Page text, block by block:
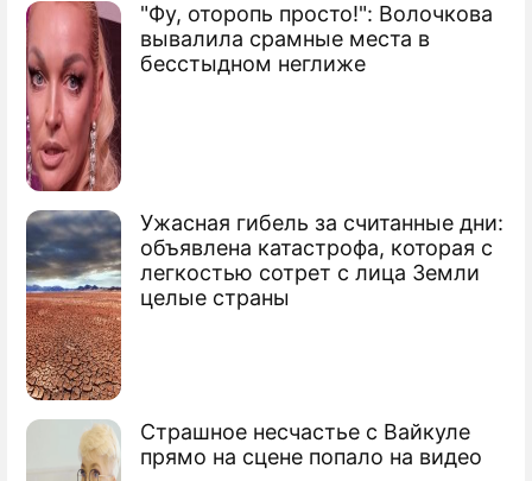
"Фу, оторопь просто!": Волочкова
вывалила срамные места в
бесстыдном неглиже
Ужасная гибель за считанные дни:
объявлена катастрофа, которая с
легкостью сотрет с лица Земли
целые страны
Страшное несчастье с Вайкуле
прямо на сцене попало на видео
По теме
Продолжение: Володин
Путин высказался о незаконных акциях
в России: Это уже приводило к раскачке
общества
Госдума седьмого созыва